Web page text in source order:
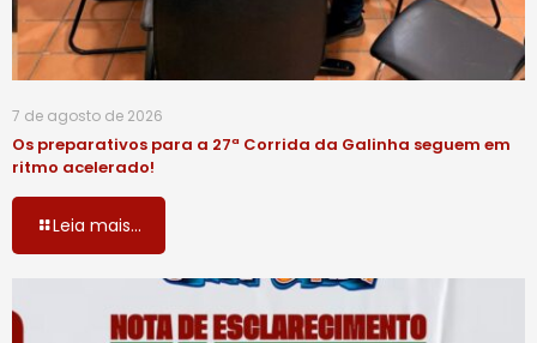
7 de agosto de 2026
Os preparativos para a 27ª Corrida da Galinha seguem em
ritmo acelerado!
Leia mais...